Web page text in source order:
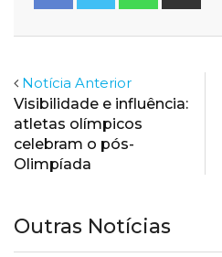
Notícia Anterior
Visibilidade e influência:
atletas olímpicos
celebram o pós-
Olimpíada
Outras Notícias